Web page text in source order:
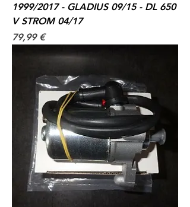
1999/2017 - GLADIUS 09/15 - DL 650
V STROM 04/17
Prix
79,99 €